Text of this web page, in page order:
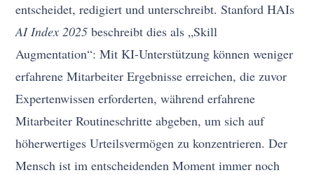
entscheidet, redigiert und unterschreibt. Stanford HAIs
AI Index 2025 beschreibt dies als „Skill
Augmentation“: Mit KI-Unterstützung können weniger
erfahrene Mitarbeiter Ergebnisse erreichen, die zuvor
Expertenwissen erforderten, während erfahrene
Mitarbeiter Routineschritte abgeben, um sich auf
höherwertiges Urteilsvermögen zu konzentrieren. Der
Mensch ist im entscheidenden Moment immer noch